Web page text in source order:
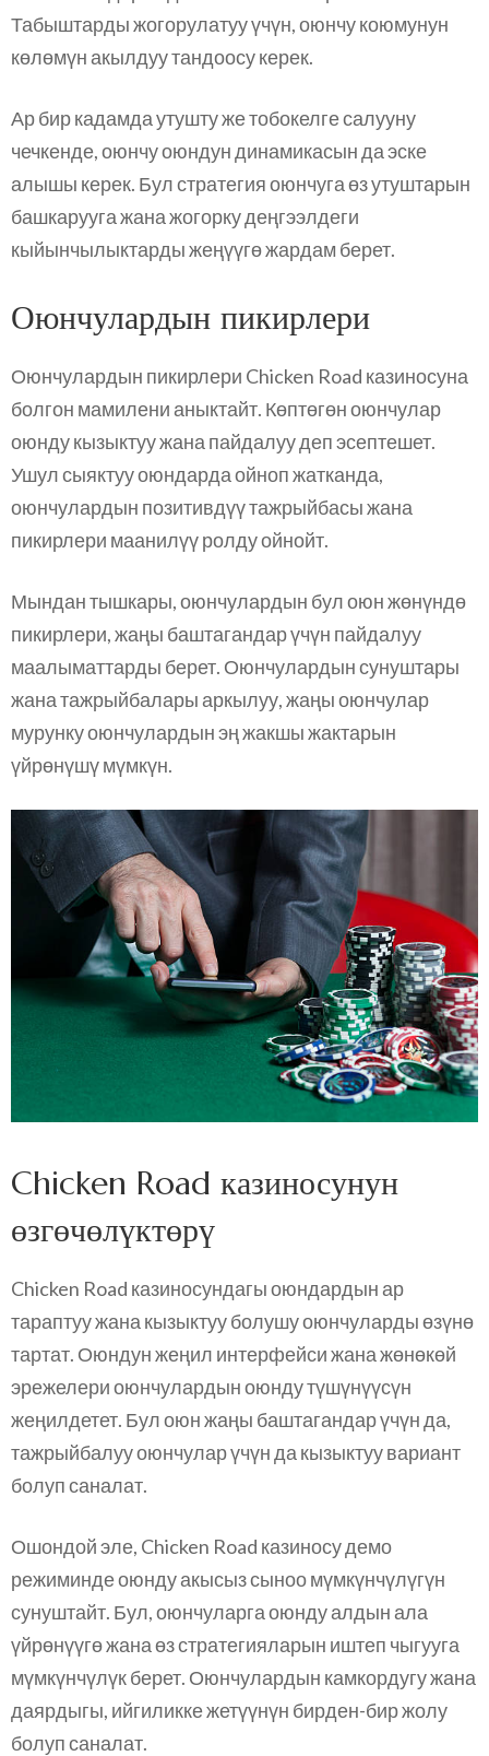
Табыштарды жогорулатуу үчүн, оюнчу коюмунун
көлөмүн акылдуу тандоосу керек.
Ар бир кадамда утушту же тобокелге салууну
чечкенде, оюнчу оюндун динамикасын да эске
алышы керек. Бул стратегия оюнчуга өз утуштарын
башкарууга жана жогорку деңгээлдеги
кыйынчылыктарды жеңүүгө жардам берет.
Оюнчулардын пикирлери
Оюнчулардын пикирлери Chicken Road казиносуна
болгон мамилени аныктайт. Көптөгөн оюнчулар
оюнду кызыктуу жана пайдалуу деп эсептешет.
Ушул сыяктуу оюндарда ойноп жатканда,
оюнчулардын позитивдүү тажрыйбасы жана
пикирлери маанилүү ролду ойнойт.
Мындан тышкары, оюнчулардын бул оюн жөнүндө
пикирлери, жаңы баштагандар үчүн пайдалуу
маалыматтарды берет. Оюнчулардын сунуштары
жана тажрыйбалары аркылуу, жаңы оюнчулар
мурунку оюнчулардын эң жакшы жактарын
үйрөнүшү мүмкүн.
Chicken Road казиносунун
өзгөчөлүктөрү
Chicken Road казиносундагы оюндардын ар
тараптуу жана кызыктуу болушу оюнчуларды өзүнө
тартат. Оюндун жеңил интерфейси жана жөнөкөй
эрежелери оюнчулардын оюнду түшүнүүсүн
жеңилдетет. Бул оюн жаңы баштагандар үчүн да,
тажрыйбалуу оюнчулар үчүн да кызыктуу вариант
болуп саналат.
Ошондой эле, Chicken Road казиносу демо
режиминде оюнду акысыз сыноо мүмкүнчүлүгүн
сунуштайт. Бул, оюнчуларга оюнду алдын ала
үйрөнүүгө жана өз стратегияларын иштеп чыгууга
мүмкүнчүлүк берет. Оюнчулардын камкордугу жана
даярдыгы, ийгиликке жетүүнүн бирден-бир жолу
болуп саналат.